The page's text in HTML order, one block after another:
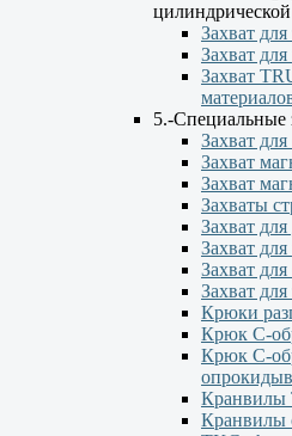
Захват
Захват
Захват
5.-Специальные
Захват
Захват
Захват
Захваты
Захват
Захват
Захват
Захват
Крюки
Крюк С-
Крюк С-
Кранвилы
Кранвилы